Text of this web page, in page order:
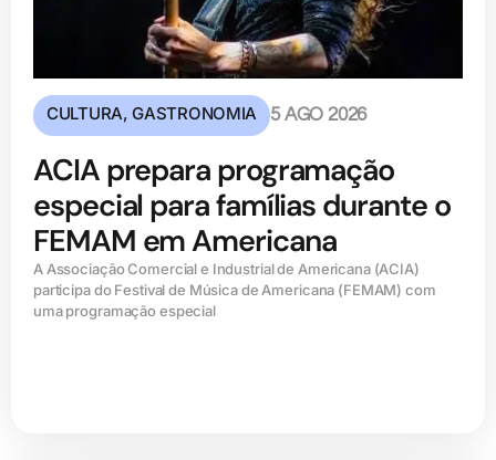
CULTURA,GASTRONOMIA 5 AGO 2026
ACIA prepara programação
especial para famílias durante o
FEMAM em Americana
A Associação Comercial e Industrial de Americana (ACIA)
participa do Festival de Música de Americana (FEMAM) com
uma programação especial